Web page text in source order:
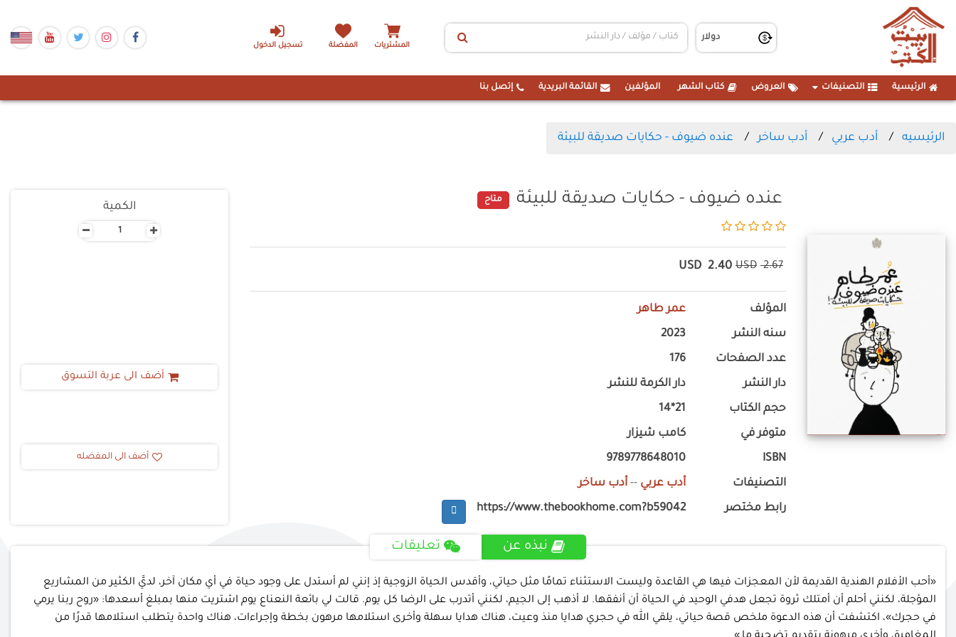
تسجيل الدخول المشتريات المفضلة
الرئيسية التصنيفات العروض كتاب الشهر المؤلفين القائمة البريدية إتصل بنا
الرئيسيه أدب عربي أدب ساخر عنده ضيوف - حكايات صديقة للبيئة
عنده ضيوف - حكايات صديقة للبيئة متاح
2.67
USD
2.40
USD
المؤلف عمر طاهر
سنه النشر 2023
عدد الصفحات 176
دار النشر دار الكرمة للنشر
حجم الكتاب 21*14
متوفر في كامب شيزار
ISBN
9789778648010
التصنيفات أدب عربي -- أدب ساخر
رابط مختصر https://www.thebookhome.com?b59042
الكمية
- +
أضف الى عربة التسوق
أضف الى المفضله
نبذه عن تعليقات
«أحب الأفلام الهندية القديمة لأن المعجزات فيها هي القاعدة وليست الاستثناء تمامًا مثل حياتي، وأقدس الحياة الزوجية إذ إنني لم أستدل على وجود حياة في أي مكان آخر، لديَّ الكثير من المشاريع
المؤجلة، لكنني أحلم أن أمتلك ثروة تجعل هدفي الوحيد في الحياة أن أنفقها. لا أذهب إلى الجيم، لكنني أتدرب على الرضا كل يوم. قالت لي بائعة النعناع يوم اشتريت منها بمبلغ أسعدها: «روح ربنا يرمي
في حجرك»، اكتشفت أن هذه الدعوة ملخص قصة حياتي، يلقي الله في حجري هدايا منذ وعيت، هناك هدايا سهلة وأخرى استلامها مرهون بخطة وإجراءات، هناك واحدة يتطلب استلامها قدرًا من